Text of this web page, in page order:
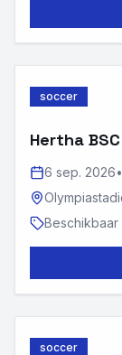
soccer
Hertha
6 sep. 2026•
Beschikbaar
soccer